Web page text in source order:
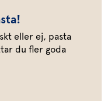
eller ej, pasta
du fler goda